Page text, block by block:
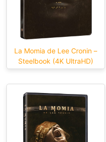
La Momia de Lee Cronin –
Steelbook (4K UltraHD)